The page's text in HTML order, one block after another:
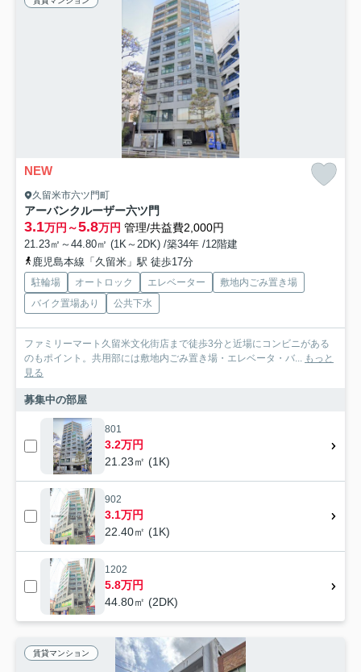
NEW
久留米市六ツ門町
アーバンクルーザー六ツ門
3.1万円～5.8万円 管理/共益費2,000円
21.23㎡～44.80㎡ (1K～2DK) /築34年 /12階建
鹿児島本線「久留米」駅 徒歩17分
駐輪場 オートロック エレベーター
敷地内ごみ置き場
バイク置場あり
公共下水
ファミリーマート久留米文化街店まで徒歩3分と近場にコンビニがある
のもポイント。共用部には敷地内ごみ置き場・エレベータ・バ... もっと
見る
募集中の部屋
801
3.2万円
21.23㎡ (1K)
902
3.1万円
22.40㎡ (1K)
1202
5.8万円
44.80㎡ (2DK)
賃貸マンション